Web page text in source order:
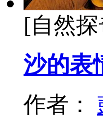
[自然
沙的表
作者：